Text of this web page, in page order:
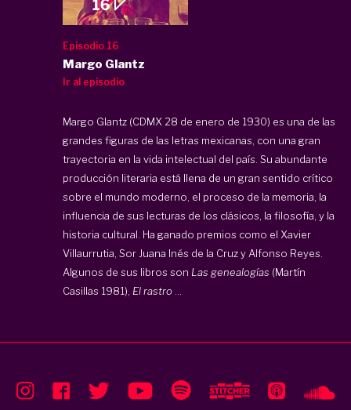
Episodio 16
Margo Glantz
Ir al episodio
Margo Glantz (CDMX 28 de enero de 1930) es una de las
grandes figuras de las letras mexicanas, con una gran
trayectoria en la vida intelectual del país. Su abundante
producción literaria está llena de un gran sentido crítico
sobre el mundo moderno, el proceso de la memoria, la
influencia de sus lecturas de los clásicos, la filosofía, y la
historia cultural. Ha ganado premios como el Xavier
Villaurrutia, Sor Juana Inés de la Cruz y Alfonso Reyes.
Algunos de sus libros son Las genealogías (Martín
Casillas 1981), El rastro